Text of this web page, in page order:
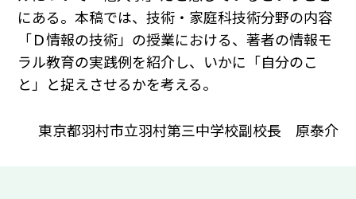
にある。本稿では、技術・家庭科技術分野の内容
「Ｄ情報の技術」の授業における、著者の情報モ
ラル教育の実践例を紹介し、いかに「自分のこ
と」と捉えさせるかを考える。
東京都羽村市立羽村第三中学校副校長 原泰介